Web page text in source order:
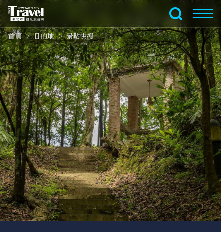
跳
到
主
要
內
容
區
塊
全文檢索
首頁 目的地 景點快搜